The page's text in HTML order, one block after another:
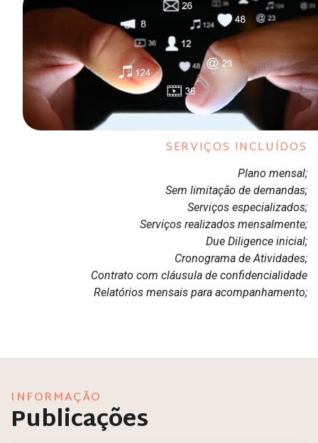
SERVIÇOS INCLUÍDOS
Plano mensal;
Sem limitação de demandas;
Serviços especializados;
Serviços realizados mensalmente;
Due Diligence inicial;
Cronograma de Atividades;
Contrato com cláusula de confidencialidade
Relatórios mensais para acompanhamento;
INFORMAÇÃO
Publicações